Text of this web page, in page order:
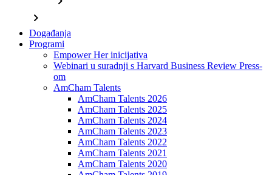
chevron_right
Događanja
Programi
Empower Her inicijativa
Webinari u suradnji s Harvard Business Review Press-
om
AmCham Talents
AmCham Talents 2026
AmCham Talents 2025
AmCham Talents 2024
AmCham Talents 2023
AmCham Talents 2022
AmCham Talents 2021
AmCham Talents 2020